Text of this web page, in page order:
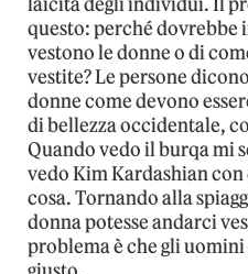
questo: perché dovrebbe
vestono le donne o di
vestite? Le persone
donne come devono
di bellezza occidentale,
Quando vedo il burqa mi
vedo Kim Kardashian con
cosa. Tornando alla
donna potesse andarci
problema è che gli uomini